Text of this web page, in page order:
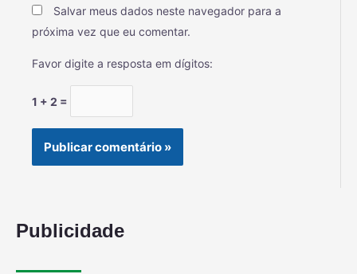
Salvar meus dados neste navegador para a
próxima vez que eu comentar.
Favor digite a resposta em dígitos:
1 + 2 =
Publicidade